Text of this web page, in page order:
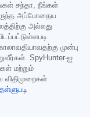
சந்தா, நீங்கள்
அப்போதைய
அல்லது
முன்பு
SpyHunter-ஐ
மற்றும்
விதிமுறைகள்
தள்ளுபடி